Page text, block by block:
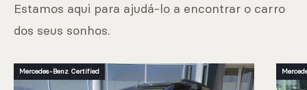
Estamos aqui para ajudá-lo a encontrar o carro
dos seus sonhos.
Mercedes-Benz Certified